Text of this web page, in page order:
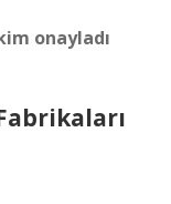
onayladı